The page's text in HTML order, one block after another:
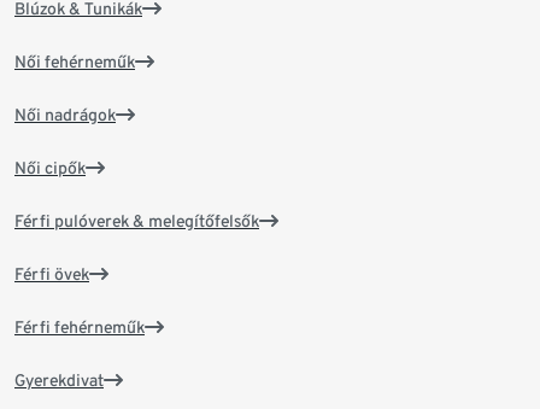
Blúzok & Tunikák
Női fehérneműk
Női nadrágok
Női cipők
Férfi pulóverek & melegítőfelsők
Férfi övek
Férfi fehérneműk
Gyerekdivat